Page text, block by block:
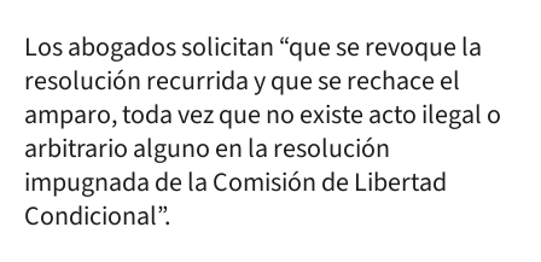
Los abogados solicitan “que se revoque la
resolución recurrida y que se rechace el
amparo, toda vez que no existe acto ilegal o
arbitrario alguno en la resolución
impugnada de la Comisión de Libertad
Condicional”.